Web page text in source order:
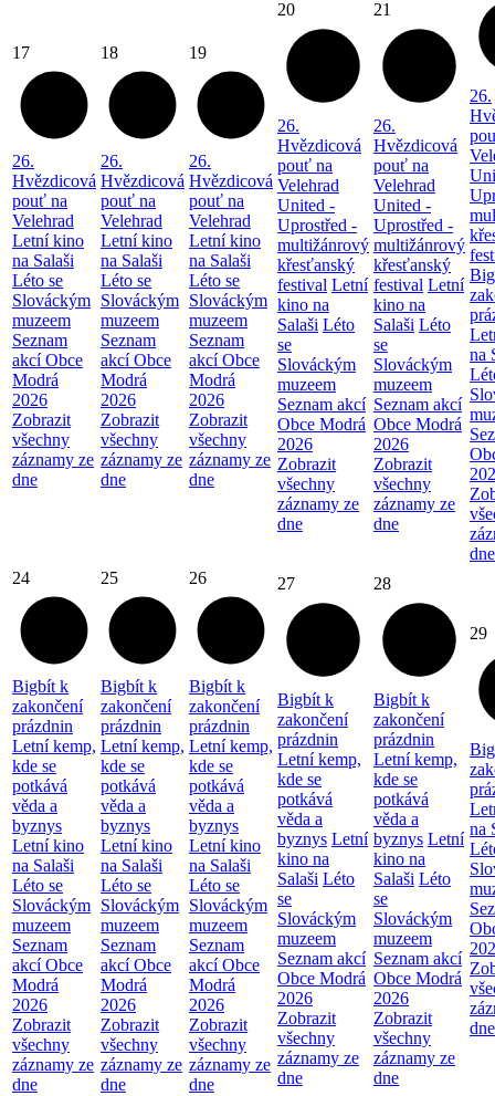
17
26.
Hvězdicová
pouť na
Velehrad
Letní kino
na Salaši
Léto se
Slováckým
muzeem
Seznam
akcí Obce
Modrá
2026
Zobrazit
všechny
záznamy ze
dne
18
26.
Hvězdicová
pouť na
Velehrad
Letní kino
na Salaši
Léto se
Slováckým
muzeem
Seznam
akcí Obce
Modrá
2026
Zobrazit
všechny
záznamy ze
dne
19
26.
Hvězdicová
pouť na
Velehrad
Letní kino
na Salaši
Léto se
Slováckým
muzeem
Seznam
akcí Obce
Modrá
2026
Zobrazit
všechny
záznamy ze
dne
20
26.
Hvězdicová
pouť na
Velehrad
United -
Uprostřed -
multižánrový
křesťanský
festival Letní
kino na
Salaši Léto
se
Slováckým
muzeem
Seznam akcí
Obce Modrá
2026
Zobrazit
všechny
záznamy ze
dne
21
26.
Hvězdicová
pouť na
Velehrad
United -
Uprostřed -
multižánrový
křesťanský
festival Letní
kino na
Salaši Léto
se
Slováckým
muzeem
Seznam akcí
Obce Modrá
2026
Zobrazit
všechny
záznamy ze
dne
26.
na
dne
24
Bigbít k
zakončení
prázdnin
Letní kemp,
kde se
potkává
věda a
byznys
Letní kino
na Salaši
Léto se
Slováckým
muzeem
Seznam
akcí Obce
Modrá
2026
Zobrazit
všechny
záznamy ze
dne
25
Bigbít k
zakončení
prázdnin
Letní kemp,
kde se
potkává
věda a
byznys
Letní kino
na Salaši
Léto se
Slováckým
muzeem
Seznam
akcí Obce
Modrá
2026
Zobrazit
všechny
záznamy ze
dne
26
Bigbít k
zakončení
prázdnin
Letní kemp,
kde se
potkává
věda a
byznys
Letní kino
na Salaši
Léto se
Slováckým
muzeem
Seznam
akcí Obce
Modrá
2026
Zobrazit
všechny
záznamy ze
dne
27
Bigbít k
zakončení
prázdnin
Letní kemp,
kde se
potkává
věda a
byznys Letní
kino na
Salaši Léto
se
Slováckým
muzeem
Seznam akcí
Obce Modrá
2026
Zobrazit
všechny
záznamy ze
dne
28
Bigbít k
zakončení
prázdnin
Letní kemp,
kde se
potkává
věda a
byznys Letní
kino na
Salaši Léto
se
Slováckým
muzeem
Seznam akcí
Obce Modrá
2026
Zobrazit
všechny
záznamy ze
dne
29
na
dne